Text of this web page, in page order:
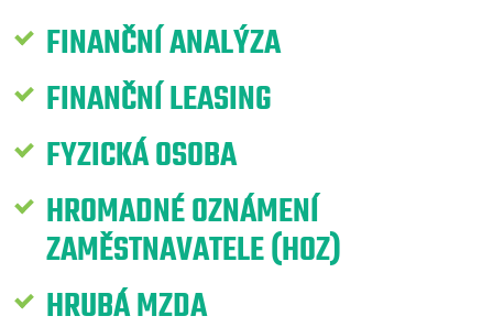
FINANČNÍ ANALÝZA
FINANČNÍ LEASING
FYZICKÁ OSOBA
HROMADNÉ OZNÁMENÍ
ZAMĚSTNAVATELE (HOZ)
HRUBÁ MZDA